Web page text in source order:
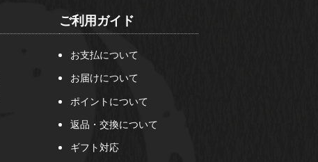
ご利用ガイド
お支払について
お届けについて
ポイントについて
返品・交換について
ギフト対応